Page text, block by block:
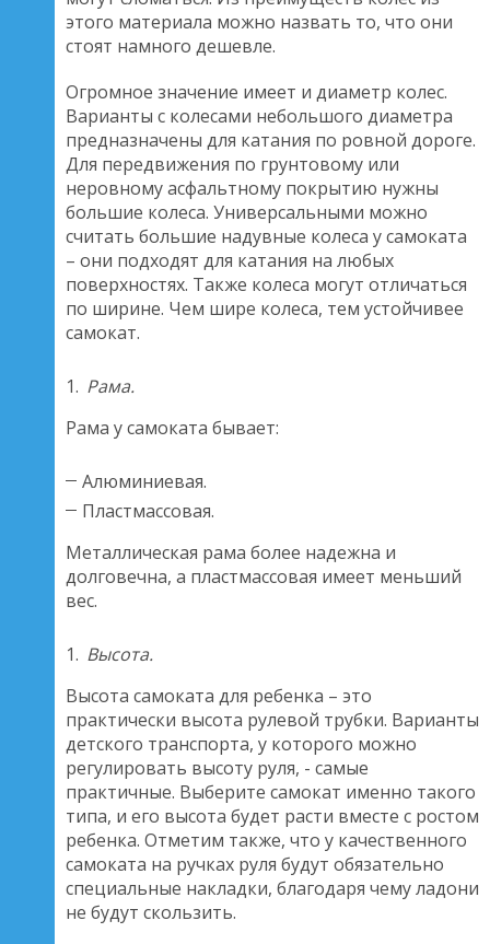
этого материала можно назвать то, что они
стоят намного дешевле.
Огромное значение имеет и диаметр колес.
Варианты с колесами небольшого диаметра
предназначены для катания по ровной дороге.
Для передвижения по грунтовому или
неровному асфальтному покрытию нужны
большие колеса. Универсальными можно
считать большие надувные колеса у самоката
– они подходят для катания на любых
поверхностях. Также колеса могут отличаться
по ширине. Чем шире колеса, тем устойчивее
самокат.
Рама.
Рама у самоката бывает:
Алюминиевая.
Пластмассовая.
Металлическая рама более надежна и
долговечна, а пластмассовая имеет меньший
вес.
Высота.
Высота самоката для ребенка – это
практически высота рулевой трубки. Варианты
детского транспорта, у которого можно
регулировать высоту руля, - самые
практичные. Выберите самокат именно такого
типа, и его высота будет расти вместе с ростом
ребенка. Отметим также, что у качественного
самоката на ручках руля будут обязательно
специальные накладки, благодаря чему ладони
не будут скользить.